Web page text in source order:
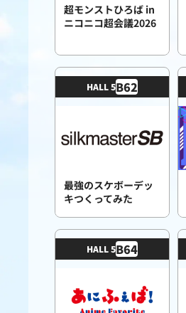
超モンストひろば in
ニコニコ超会議2026
HALL 5B62
最強のスケボーデッ
キつくってみた
HALL 5B64